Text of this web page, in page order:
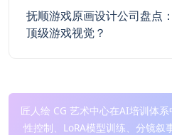
抚顺游戏原画设计公司盘点
顶级游戏视觉？
匠人绘 CG 艺术中心在AI培训体
性控制、LoRA模型训练、分镜叙